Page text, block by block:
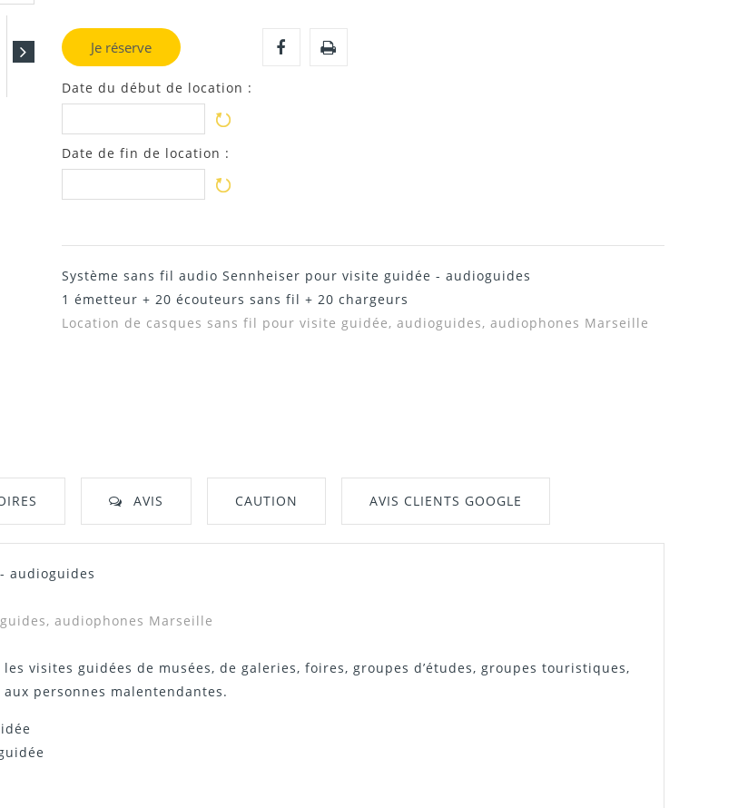
Je réserve
Date du début de location :
Date de fin de location :
Système sans fil audio Sennheiser pour visite guidée - audioguides
1 émetteur + 20 écouteurs sans fil + 20 chargeurs
Location de casques sans fil pour visite guidée, audioguides, audiophones Marseille
AVIS CAUTION AVIS CLIENTS GOOGLE
audioguides
audiophones Marseille
visites guidées de musées, de galeries, foires, groupes d’études, groupes touristiques,
personnes malentendantes.